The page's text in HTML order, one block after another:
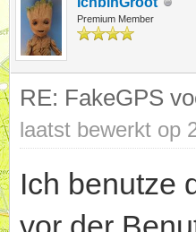
Premium Member
RE: FakeGPS
laatst bewerkt op
Ich benutze